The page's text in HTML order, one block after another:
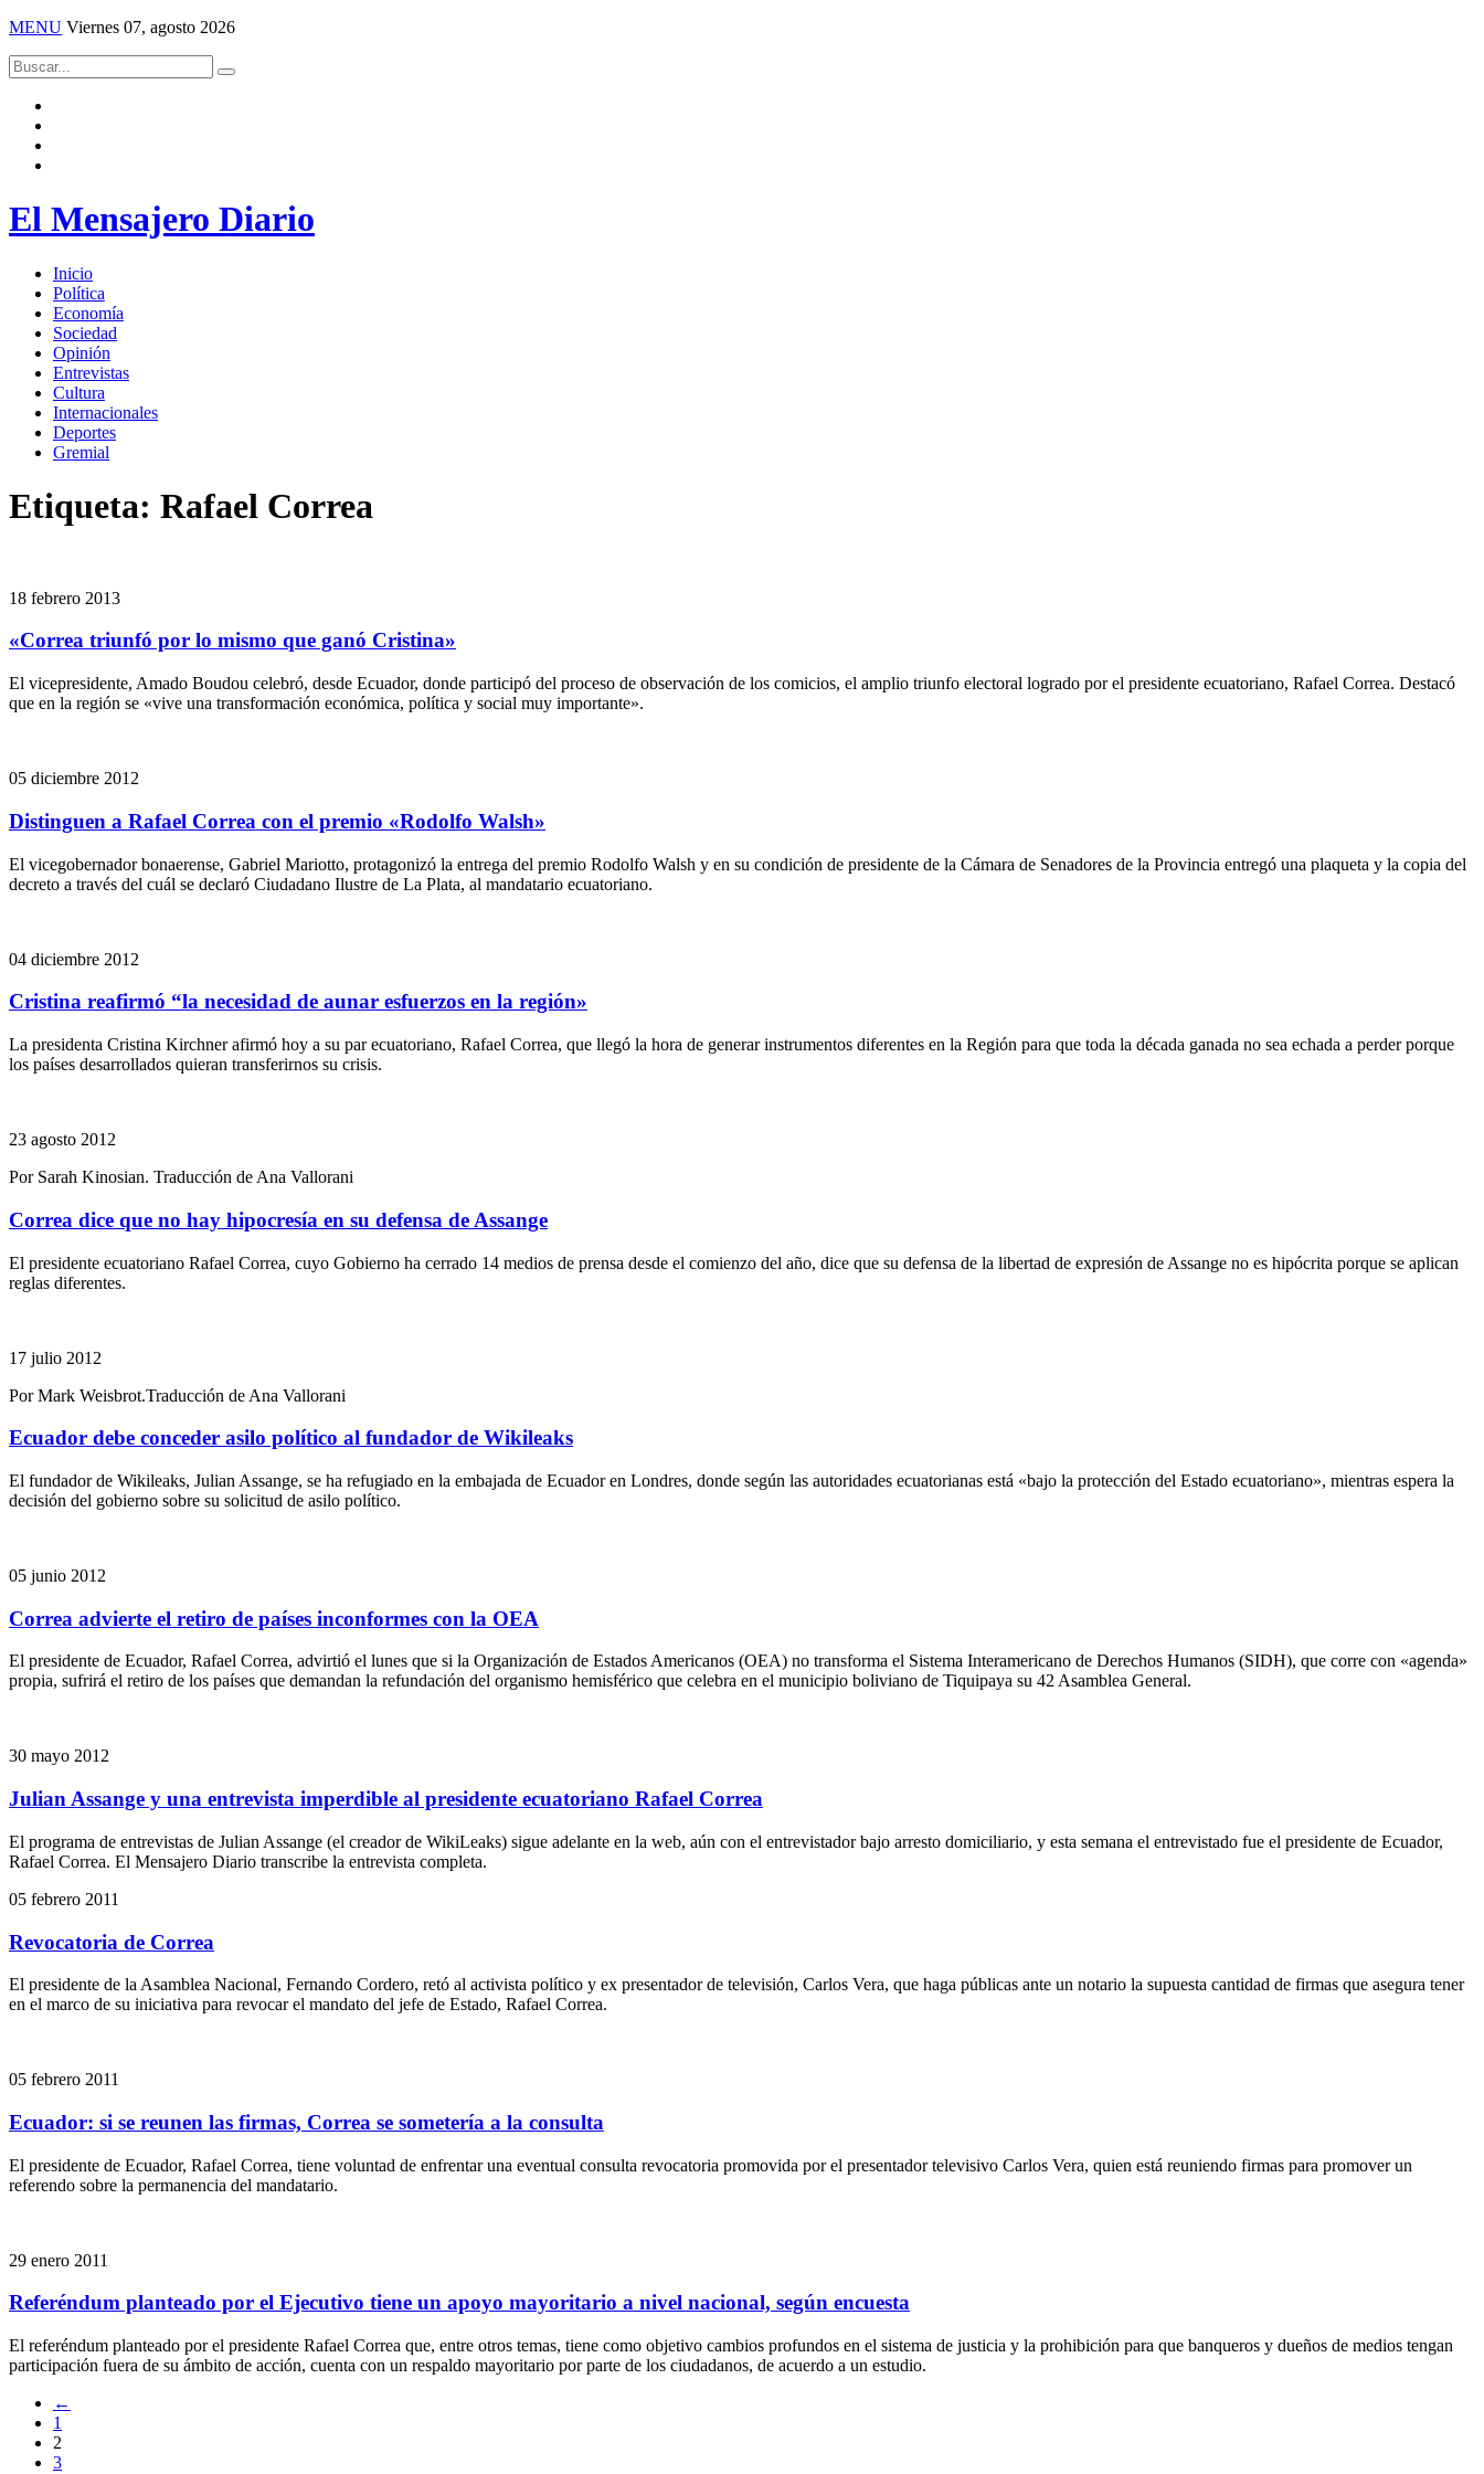
MENU Viernes 07, agosto 2026
El Mensajero Diario
Inicio
Política
Economía
Sociedad
Opinión
Entrevistas
Cultura
Internacionales
Deportes
Gremial
Etiqueta: Rafael Correa
18 febrero 2013
«Correa triunfó por lo mismo que ganó Cristina»
El vicepresidente, Amado Boudou celebró, desde Ecuador, donde participó del proceso de observación de los comicios, el amplio triunfo electoral logrado por el presidente ecuatoriano, Rafael Correa. Destacó
que en la región se «vive una transformación económica, política y social muy importante».
05 diciembre 2012
Distinguen a Rafael Correa con el premio «Rodolfo Walsh»
El vicegobernador bonaerense, Gabriel Mariotto, protagonizó la entrega del premio Rodolfo Walsh y en su condición de presidente de la Cámara de Senadores de la Provincia entregó una plaqueta y la copia del
decreto a través del cuál se declaró Ciudadano Ilustre de La Plata, al mandatario ecuatoriano.
04 diciembre 2012
Cristina reafirmó “la necesidad de aunar esfuerzos en la región»
La presidenta Cristina Kirchner afirmó hoy a su par ecuatoriano, Rafael Correa, que llegó la hora de generar instrumentos diferentes en la Región para que toda la década ganada no sea echada a perder porque
los países desarrollados quieran transferirnos su crisis.
23 agosto 2012
Por Sarah Kinosian. Traducción de Ana Vallorani
Correa dice que no hay hipocresía en su defensa de Assange
El presidente ecuatoriano Rafael Correa, cuyo Gobierno ha cerrado 14 medios de prensa desde el comienzo del año, dice que su defensa de la libertad de expresión de Assange no es hipócrita porque se aplican
reglas diferentes.
17 julio 2012
Por Mark Weisbrot.Traducción de Ana Vallorani
Ecuador debe conceder asilo político al fundador de Wikileaks
El fundador de Wikileaks, Julian Assange, se ha refugiado en la embajada de Ecuador en Londres, donde según las autoridades ecuatorianas está «bajo la protección del Estado ecuatoriano», mientras espera la
decisión del gobierno sobre su solicitud de asilo político.
05 junio 2012
Correa advierte el retiro de países inconformes con la OEA
El presidente de Ecuador, Rafael Correa, advirtió el lunes que si la Organización de Estados Americanos (OEA) no transforma el Sistema Interamericano de Derechos Humanos (SIDH), que corre con «agenda»
propia, sufrirá el retiro de los países que demandan la refundación del organismo hemisférico que celebra en el municipio boliviano de Tiquipaya su 42 Asamblea General.
30 mayo 2012
Julian Assange y una entrevista imperdible al presidente ecuatoriano Rafael Correa
El programa de entrevistas de Julian Assange (el creador de WikiLeaks) sigue adelante en la web, aún con el entrevistador bajo arresto domiciliario, y esta semana el entrevistado fue el presidente de Ecuador,
Rafael Correa. El Mensajero Diario transcribe la entrevista completa.
05 febrero 2011
Revocatoria de Correa
El presidente de la Asamblea Nacional, Fernando Cordero, retó al activista político y ex presentador de televisión, Carlos Vera, que haga públicas ante un notario la supuesta cantidad de firmas que asegura tener
en el marco de su iniciativa para revocar el mandato del jefe de Estado, Rafael Correa.
05 febrero 2011
Ecuador: si se reunen las firmas, Correa se sometería a la consulta
El presidente de Ecuador, Rafael Correa, tiene voluntad de enfrentar una eventual consulta revocatoria promovida por el presentador televisivo Carlos Vera, quien está reuniendo firmas para promover un
referendo sobre la permanencia del mandatario.
29 enero 2011
Referéndum planteado por el Ejecutivo tiene un apoyo mayoritario a nivel nacional, según encuesta
El referéndum planteado por el presidente Rafael Correa que, entre otros temas, tiene como objetivo cambios profundos en el sistema de justicia y la prohibición para que banqueros y dueños de medios tengan
participación fuera de su ámbito de acción, cuenta con un respaldo mayoritario por parte de los ciudadanos, de acuerdo a un estudio.
←
1
2
3